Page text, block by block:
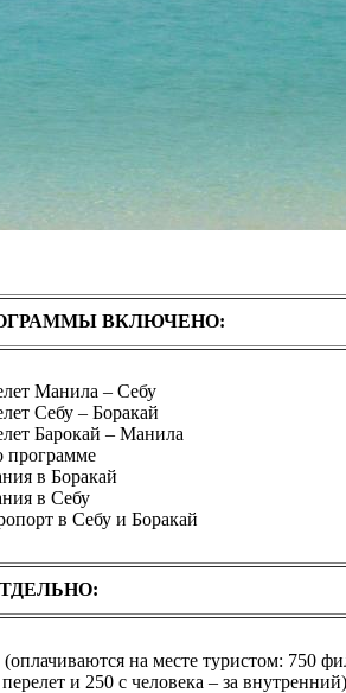
ВКЛЮЧЕНО:
Манила – Себу
Себу – Боракай
Барокай – Манила
программе
в Боракай
в Себу
в Себу и Боракай
на месте туристом: 750
и 250 с человека – за внутренний)